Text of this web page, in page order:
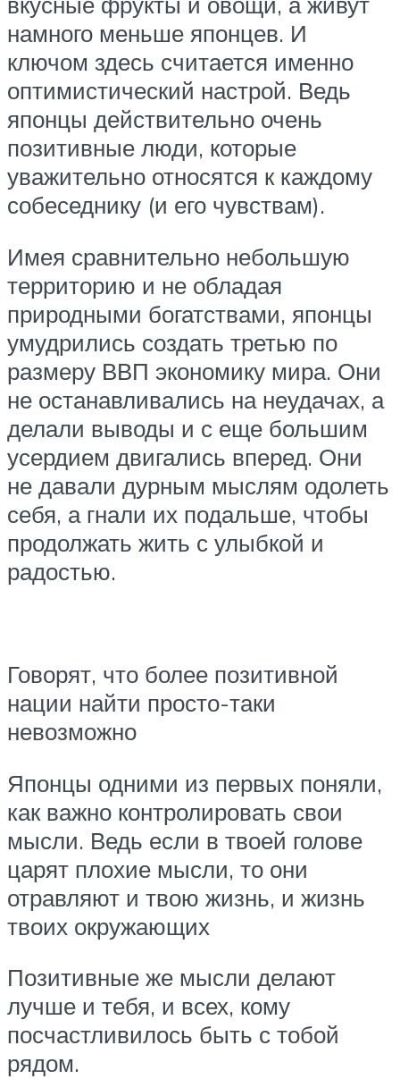
намного меньше японцев. И
ключом здесь считается именно
оптимистический настрой. Ведь
японцы действительно очень
позитивные люди, которые
уважительно относятся к каждому
собеседнику (и его чувствам).
Имея сравнительно небольшую
территорию и не обладая
природными богатствами, японцы
умудрились создать третью по
размеру ВВП экономику мира. Они
не останавливались на неудачах, а
делали выводы и с еще большим
усердием двигались вперед. Они
не давали дурным мыслям одолеть
себя, а гнали их подальше, чтобы
продолжать жить с улыбкой и
радостью.
Говорят, что более позитивной
нации найти просто-таки
невозможно
Японцы одними из первых поняли,
как важно контролировать свои
мысли. Ведь если в твоей голове
царят плохие мысли, то они
отравляют и твою жизнь, и жизнь
твоих окружающих
Позитивные же мысли делают
лучше и тебя, и всех, кому
посчастливилось быть с тобой
рядом.